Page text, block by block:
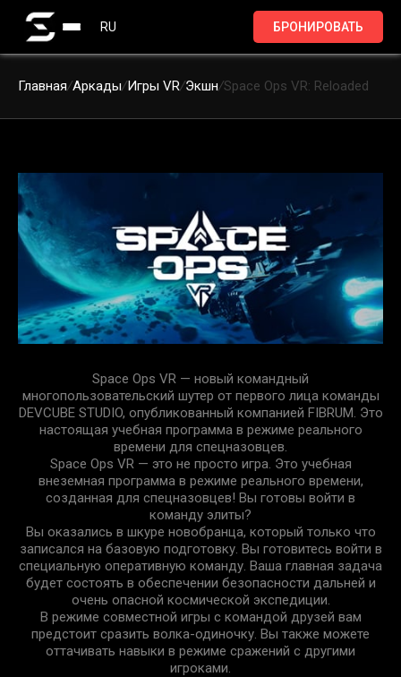
RU БРОНИРОВАТЬ
Главная/Аркады/Игры VR/Экшн/Space Ops VR: Reloaded
Space Ops VR — новый командный
многопользовательский шутер от первого лица команды
DEVCUBE STUDIO, опубликованный компанией FIBRUM. Это
настоящая учебная программа в режиме реального
времени для спецназовцев.
Space Ops VR — это не просто игра. Это учебная
внеземная программа в режиме реального времени,
созданная для спецназовцев! Вы готовы войти в
команду элиты?
Вы оказались в шкуре новобранца, который только что
записался на базовую подготовку. Вы готовитесь войти в
специальную оперативную команду. Ваша главная задача
будет состоять в обеспечении безопасности дальней и
очень опасной космической экспедиции.
В режиме совместной игры с командой друзей вам
предстоит сразить волка-одиночку. Вы также можете
оттачивать навыки в режиме сражений с другими
игроками.